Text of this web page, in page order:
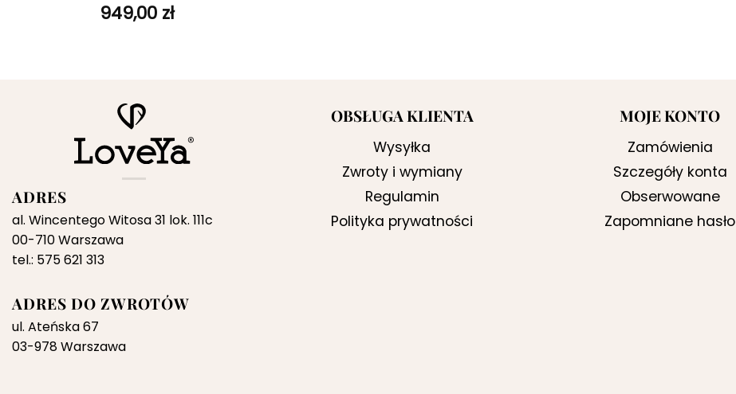
949,00 zł
ADRES
al. Wincentego Witosa 31 lok. 111c
00-710 Warszawa
tel.: 575 621 313
ADRES DO ZWROTÓW
ul. Ateńska 67
03-978 Warszawa
OBSŁUGA KLIENTA
Wysyłka
Zwroty i wymiany
Regulamin
Polityka prywatności
MOJE KONTO
Zamówienia
Szczegóły konta
Obserwowane
Zapomniane hasło